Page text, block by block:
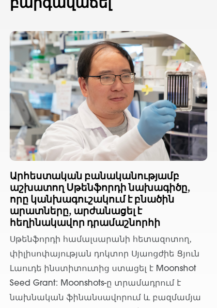
Արհեստական բանականությամբ
աշխատող Սթենֆորդի նախագիծը,
որը կանխագուշակում է բնածին
արատները, արժանացել է
հեղինակավոր դրամաշնորհի
Սթենֆորդի համալսարանի հետազոտող,
փիլիսոփայության դոկտոր Սյաոցժիե Ցյուն
Լաուդե ինստիտուտից ստացել է Moonshot
Seed Grant: Moonshots-ը տրամադրում է
նախնական ֆինանսավորում և բազմամյա